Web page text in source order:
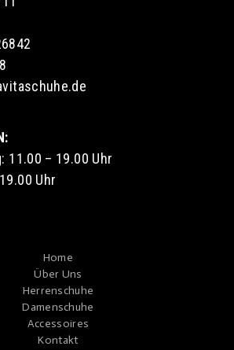
11.00 – 19.00 Uhr
Uhr
Home
Über Uns
Herrenschuhe
Damenschuhe
Accessoires
Kontakt